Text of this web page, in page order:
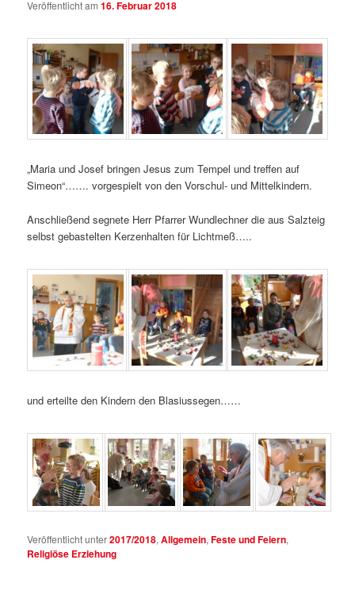
Veröffentlicht am16. Februar 2018
„Maria und Josef bringen Jesus zum Tempel und treffen auf
Simeon“……. vorgespielt von den Vorschul- und Mittelkindern.
Anschließend segnete Herr Pfarrer Wundlechner die aus Salzteig
selbst gebastelten Kerzenhalten für Lichtmeß…..
und erteilte den Kindern den Blasiussegen……
Veröffentlicht unter2017/2018,Allgemein,Feste und Feiern,
Religiöse Erziehung